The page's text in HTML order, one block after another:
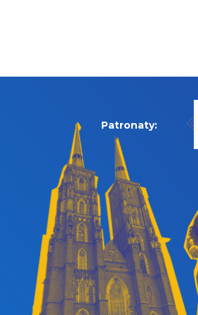
Patronaty: